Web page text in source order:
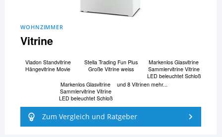
WOHNZIMMER
Vitrine
Vladon Standvitrine
Hängevitrine Movie
Stella Trading Fun Plus
Große Vitrine weiss
Markenlos Glasvitrine
Sammlervitrine Vitrine
LED beleuchtet Schloß
Markenlos Glasvitrine
Sammlervitrine Vitrine
LED beleuchtet Schloß
und 8 Vitrinen mehr...
Zum Vergleich und Ratgeber